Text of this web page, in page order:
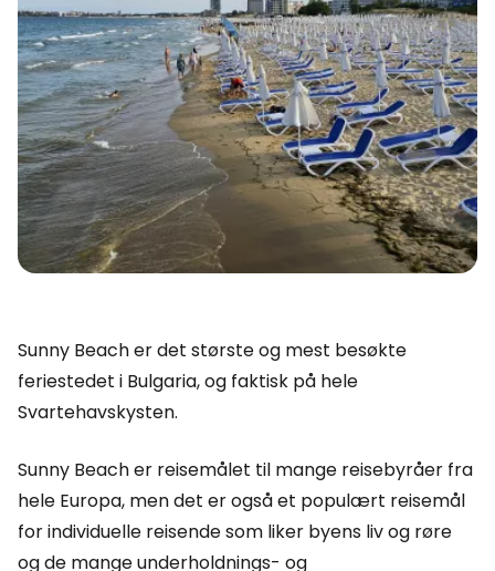
Sunny Beach er det største og mest besøkte
feriestedet i Bulgaria, og faktisk på hele
Svartehavskysten.
Sunny Beach er reisemålet til mange reisebyråer fra
hele Europa, men det er også et populært reisemål
for individuelle reisende som liker byens liv og røre
og de mange underholdnings- og